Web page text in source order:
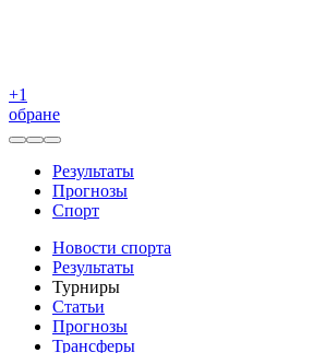
+1
обране
Результаты
Прогнозы
Спорт
Новости спорта
Результаты
Турниры
Статьи
Прогнозы
Трансферы